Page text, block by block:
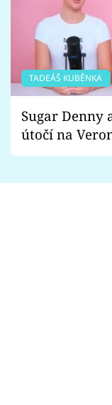
TADEÁŠ KUBĚNKA
Sugar Denny
útočí na
Proč je podle